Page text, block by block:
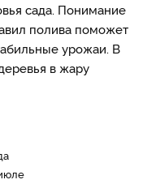
сада. Понимание
полива поможет
урожаи. В
в жару